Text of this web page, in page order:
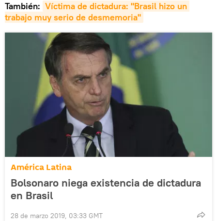
También: Víctima de dictadura: "Brasil hizo un
trabajo muy serio de desmemoria"
América Latina
Bolsonaro niega existencia de dictadura
en Brasil
28 de marzo 2019, 03:33 GMT